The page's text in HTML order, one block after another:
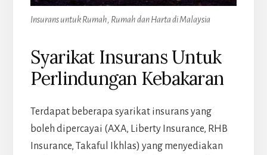
Insurans untuk Rumah, Rumah dan Harta di Malaysia
Syarikat Insurans Untuk
Perlindungan Kebakaran
Terdapat beberapa syarikat insurans yang
boleh dipercayai (AXA, Liberty Insurance, RHB
Insurance, Takaful Ikhlas) yang menyediakan